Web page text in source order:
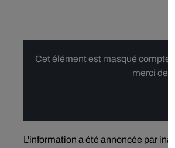
Cet élément est masqué
merci de
L'information a été annoncée par